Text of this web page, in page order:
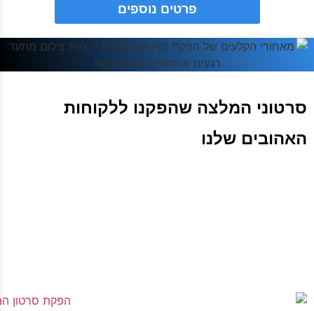
פרטים נוספים
סרטוני המלצה שהפקנו ללקוחות
האהובים שלנו